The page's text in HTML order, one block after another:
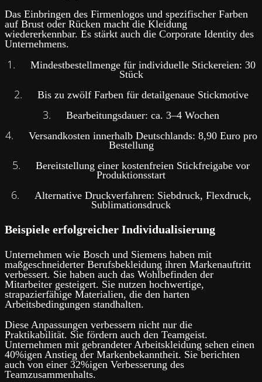
Das Einbringen des Firmenlogos und spezifischer Farben
auf Brust oder Rücken macht die Kleidung
wiedererkennbar. Es stärkt auch die Corporate Identity des
Unternehmens.
1.
Mindestbestellmenge für individuelle Stickereien: 30
Stück
2. Bis zu zwölf Farben für detailgenaue Stickmotive
3. Bearbeitungsdauer: ca. 3–4 Wochen
4.
Versandkosten innerhalb Deutschlands: 8,90 Euro pro
Bestellung
5.
Bereitstellung einer kostenfreien Stickfreigabe vor
Produktionsstart
6.
Alternative Druckverfahren: Siebdruck, Flexdruck,
Sublimationsdruck
Beispiele erfolgreicher Individualisierung
Unternehmen wie Bosch und Siemens haben mit
maßgeschneiderter Berufsbekleidung ihren Markenauftritt
verbessert. Sie haben auch das Wohlbefinden der
Mitarbeiter gesteigert. Sie nutzen hochwertige,
strapazierfähige Materialien, die den harten
Arbeitsbedingungen standhalten.
Diese Anpassungen verbessern nicht nur die
Praktikabilität. Sie fördern auch den Teamgeist.
Unternehmen mit gebrandeter Arbeitskleidung sehen einen
40%igen Anstieg der Markenbekanntheit. Sie berichten
auch von einer 32%igen Verbesserung des
Teamzusammenhalts.